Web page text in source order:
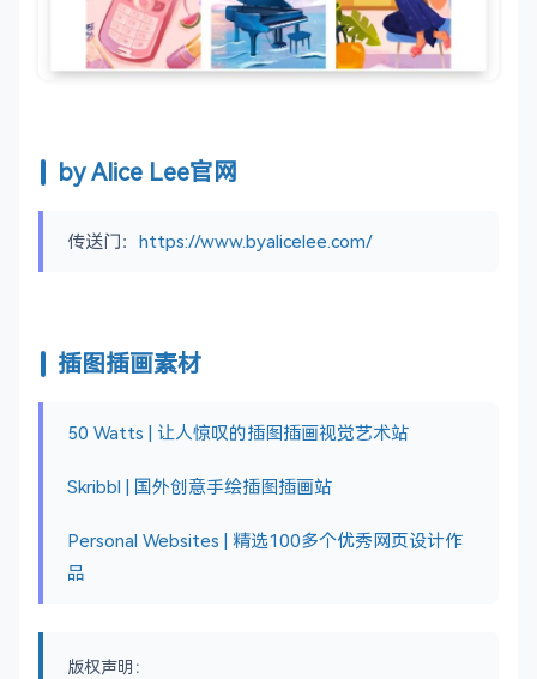
by Alice Lee官网
传送门： https://www.byalicelee.com/
插图插画素材
50 Watts | 让人惊叹的插图插画视觉艺术站
Skribbl | 国外创意手绘插图插画站
Personal Websites | 精选100多个优秀网页设计作
品
版权声明：